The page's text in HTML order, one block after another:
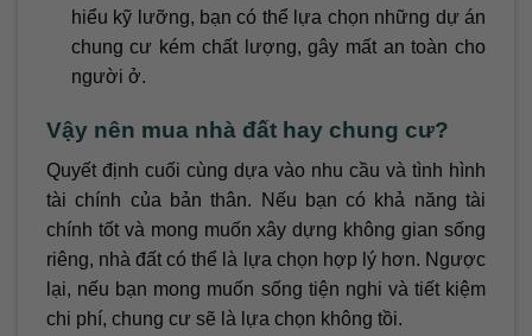
hiểu kỹ lưỡng, bạn có thể lựa chọn những dự án
chung cư kém chất lượng, gây mất an toàn cho
người ở.
Vậy nên mua nhà đất hay chung cư?
Quyết định cuối cùng dựa vào nhu cầu và tình hình
tài chính của bản thân. Nếu bạn có khả năng tài
chính tốt và mong muốn xây dựng không gian sống
riêng, nhà đất có thể là lựa chọn hợp lý hơn. Ngược
lại, nếu bạn mong muốn sống tiện nghi và tiết kiệm
chi phí, chung cư sẽ là lựa chọn không tồi.